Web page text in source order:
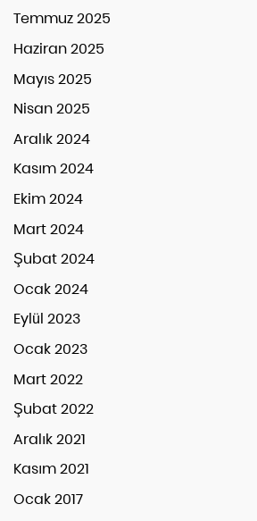
Temmuz 2025
Haziran 2025
Mayıs 2025
Nisan 2025
Aralık 2024
Kasım 2024
Ekim 2024
Mart 2024
Şubat 2024
Ocak 2024
Eylül 2023
Ocak 2023
Mart 2022
Şubat 2022
Aralık 2021
Kasım 2021
Ocak 2017